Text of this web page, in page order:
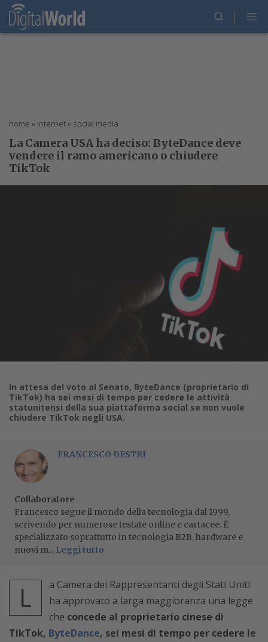
home » internet» social media
La Camera USA ha deciso: ByteDance deve
vendere il ramo americano o chiudere
TikTok
In attesa del voto al Senato, ByteDance (proprietario di
TikTok) ha sei mesi di tempo per cedere le attività
statunitensi della sua piattaforma social se non vuole
chiudere TikTok negli USA.
FRANCESCO DESTRI
Collaboratore
Francesco segue il mondo della tecnologia dal 1999,
scrivendo per numerose testate online e cartacee. È
specializzato soprattutto in tecnologia B2B, hardware e
nuovi m... Leggi tutto
L
a Camera dei Rappresentanti degli Stati Uniti
ha approvato a larga maggioranza una legge
che concede al proprietario cinese di
TikTok, ByteDance, sei mesi di tempo per cedere le